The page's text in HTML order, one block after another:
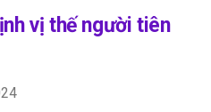
vị thế người tiên